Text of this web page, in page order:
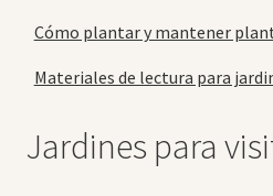
Cómo plantar y mantener
Materiales de lectura para
Jardines para